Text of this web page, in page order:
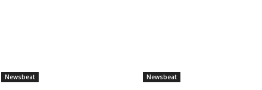
Newsbeat Newsbeat